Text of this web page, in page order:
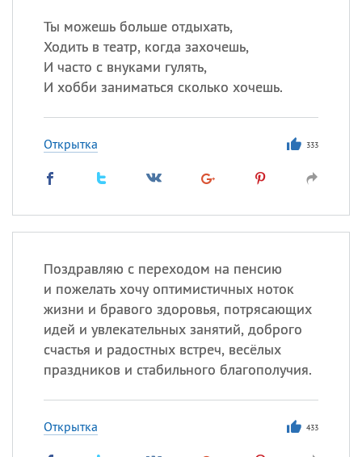
Ты можешь больше отдыхать,
Ходить в театр, когда захочешь,
И часто с внуками гулять,
И хобби заниматься сколько хочешь.
Открытка 333
Поздравляю с переходом на пенсию
и пожелать хочу оптимистичных ноток
жизни и бравого здоровья, потрясающих
идей и увлекательных занятий, доброго
счастья и радостных встреч, весёлых
праздников и стабильного благополучия.
Открытка 433